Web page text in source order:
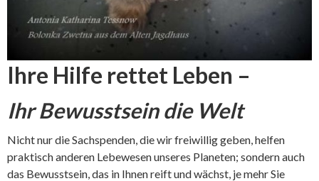
Ihre Hilfe rettet Leben –
Ihr Bewusstsein die Welt
Nicht nur die Sachspenden, die wir freiwillig geben, helfen
praktisch anderen Lebewesen unseres Planeten; sondern auch
das Bewusstsein, das in Ihnen reift und wächst, je mehr Sie